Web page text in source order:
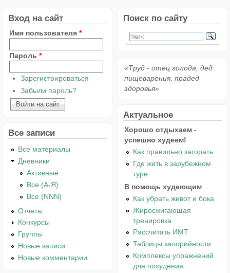
Вход на сайт
Имя пользователя *
Пароль *
Зарегистрироваться
Забыли пароль?
Все записи
Все материалы
Дневники
Активные
Все (А-Я)
Все (NNN)
Отчеты
Конкурсы
Группы
Новые записи
Новые комментарии
Поиск по сайту
«Труд - отец голода, дед
пищеварения, прадед
здоровья»
Актуальное
Хорошо отдыхаем -
успешно худеем!
Как правильно загорать
Где жить в зарубежном
туре
В помощь худеющим
Как убрать живот и бока
Жиросжигающая
тренировка
Рассчитать ИМТ
Таблицы калорийности
Комплексы упражнений
для похудения